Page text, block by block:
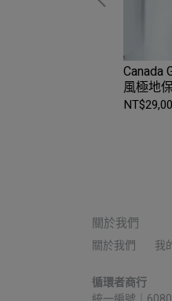
Canada
風極地
關於我們
關於我們 我
循環者商行